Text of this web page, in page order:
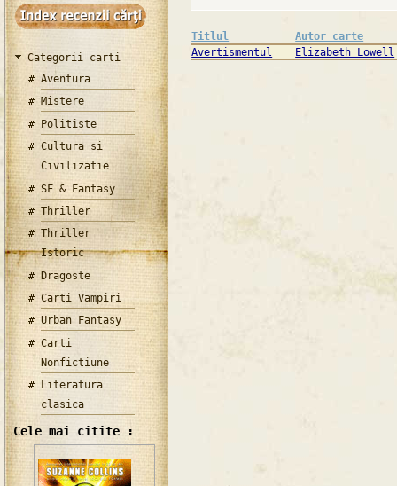
Categorii carti
Aventura
Mistere
Politiste
Cultura si
Civilizatie
SF & Fantasy
Thriller
Thriller
Istoric
Dragoste
Carti Vampiri
Urban Fantasy
Carti
Nonfictiune
Literatura
clasica
Cele mai citite :
Titlul
Autor carte
Avertismentul
Elizabeth Lowell